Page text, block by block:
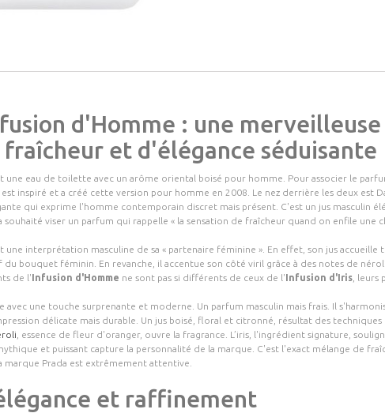
d'Homme : une merveilleuse
fraîcheur et d'élégance séduisante
une eau de toilette avec un arôme oriental boisé pour homme. Pour associer le
est inspiré et a créé cette version pour homme en 2008. Le nez derrière les deux est
qui exprime l'homme contemporain discret mais présent. C'est un jus masculin
souhaité viser un parfum qui rappelle « la sensation de fraîcheur quand on enfile une
une interprétation masculine de sa « partenaire féminine ». En effet, son jus accueille
bouquet féminin. En revanche, il accentue son côté viril grâce à des notes de
de l'Infusion d'Homme ne sont pas si différents de ceux de l'Infusion d'Iris, leurs
une touche surprenante et moderne. Un parfum masculin mais frais. Il
délicate mais durable. Un jus boisé, floral et citronné, résultat des techniques
, essence de fleur d'oranger, ouvre la fragrance. L’iris, l'ingrédient signature,
et puissant capture la personnalité de la marque. C'est l'exact mélange de
marque Prada est extrêmement attentive.
et raffinement